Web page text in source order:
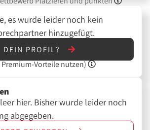
es wurde leider noch kein
hinzugefügt.
DEIN PROFIL?
Premium-Vorteile nutzen)
hier. Bisher wurde leider noch
abgegeben.